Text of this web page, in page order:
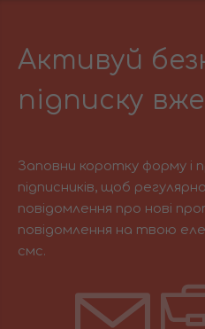
Активуй
підписку
Заповни коротку форму і
підписників, щоб
повідомлення про нові
повідомлення на твою
смс.